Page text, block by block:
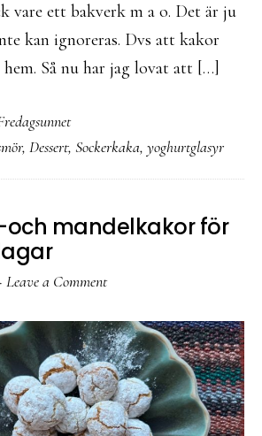
vare ett bakverk m a o. Det är ju
kan ignoreras. Dvs att kakor
hem. Så nu har jag lovat att […]
, Dessert, Sockerkaka, yoghurtglasyr
och mandelkakor för
· Leave a Comment